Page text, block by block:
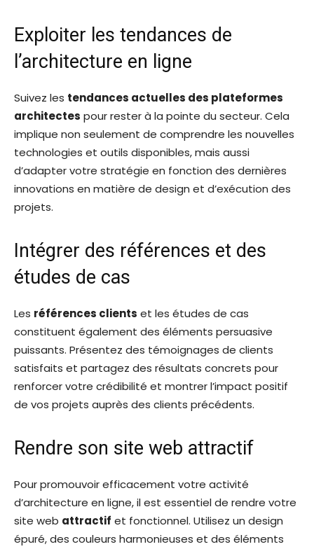
Exploiter les tendances de
l’architecture en ligne
Suivez les tendances actuelles des plateformes
architectes pour rester à la pointe du secteur. Cela
implique non seulement de comprendre les nouvelles
technologies et outils disponibles, mais aussi
d’adapter votre stratégie en fonction des dernières
innovations en matière de design et d’exécution des
projets.
Intégrer des références et des
études de cas
Les références clients et les études de cas
constituent également des éléments persuasive
puissants. Présentez des témoignages de clients
satisfaits et partagez des résultats concrets pour
renforcer votre crédibilité et montrer l’impact positif
de vos projets auprès des clients précédents.
Rendre son site web attractif
Pour promouvoir efficacement votre activité
d’architecture en ligne, il est essentiel de rendre votre
site web attractif et fonctionnel. Utilisez un design
épuré, des couleurs harmonieuses et des éléments